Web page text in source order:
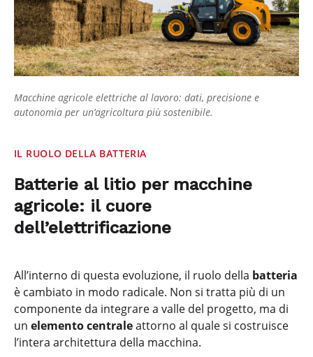
Macchine agricole elettriche al lavoro: dati, precisione e
autonomia per un’agricoltura più sostenibile.
IL RUOLO DELLA BATTERIA
Batterie al litio per macchine
agricole: il cuore
dell’elettrificazione
All’interno di questa evoluzione, il ruolo della batteria
è cambiato in modo radicale. Non si tratta più di un
componente da integrare a valle del progetto, ma di
un elemento centraleattorno al quale si costruisce
l’intera architettura della macchina.